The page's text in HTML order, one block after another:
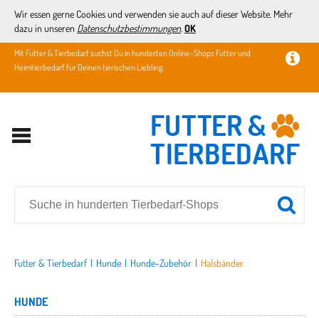
Wir essen gerne Cookies und verwenden sie auch auf dieser Website. Mehr
dazu in unseren Datenschutzbestimmungen. OK
Mit Futter & Tierbedarf suchst Du in hunderten Online-Shops Futter und
Heimtierbedarf für Deinen tierischen Liebling.
Futter & Tierbedarf | Hunde | Hunde-Zubehör | Halsbänder
HUNDE